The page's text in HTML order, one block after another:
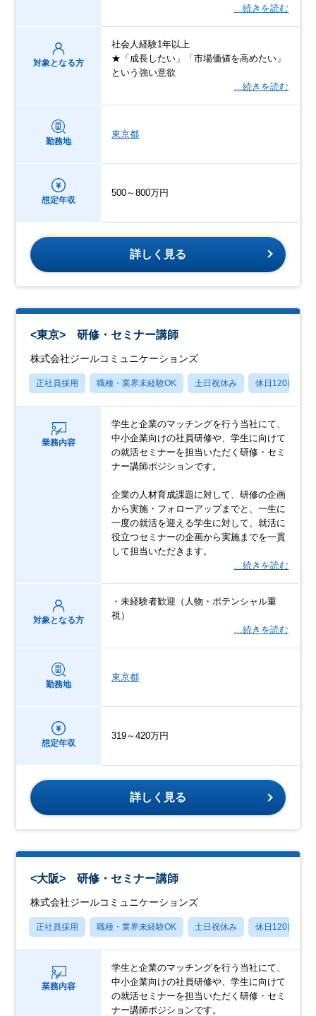
…続きを読む
対象となる方
社会人経験1年以上
★「成長したい」「市場価値を高めたい」
という強い意欲
…続きを読む
勤務地
東京都
想定年収
500～800万円
詳しく見る
<東京> 研修・セミナー講師
株式会社ジールコミュニケーションズ
正社員採用 職種・業界未経験OK 土日祝休み 休日120日以上
業務内容
学生と企業のマッチングを行う当社にて、
中小企業向けの社員研修や、学生に向けて
の就活セミナーを担当いただく研修・セミ
ナー講師ポジションです。
企業の人材育成課題に対して、研修の企画
から実施・フォローアップまでと、一生に
一度の就活を迎える学生に対して、就活に
役立つセミナーの企画から実施までを一貫
して担当いただきます。
…続きを読む
対象となる方
・未経験者歓迎（人物・ポテンシャル重
視）
…続きを読む
勤務地
東京都
想定年収
319～420万円
詳しく見る
<大阪> 研修・セミナー講師
株式会社ジールコミュニケーションズ
正社員採用 職種・業界未経験OK 土日祝休み 休日120日以上
業務内容
学生と企業のマッチングを行う当社にて、
中小企業向けの社員研修や、学生に向けて
の就活セミナーを担当いただく研修・セミ
ナー講師ポジションです。